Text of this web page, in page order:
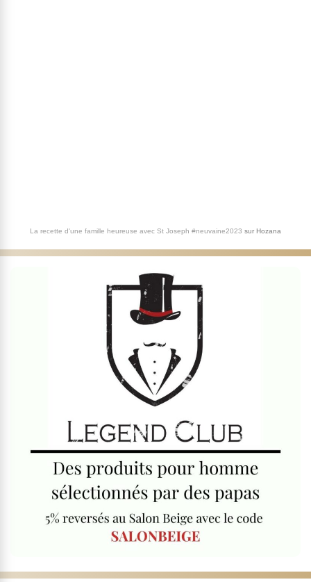
La recette d'une famille heureuse avec St Joseph #neuvaine2023 sur Hozana